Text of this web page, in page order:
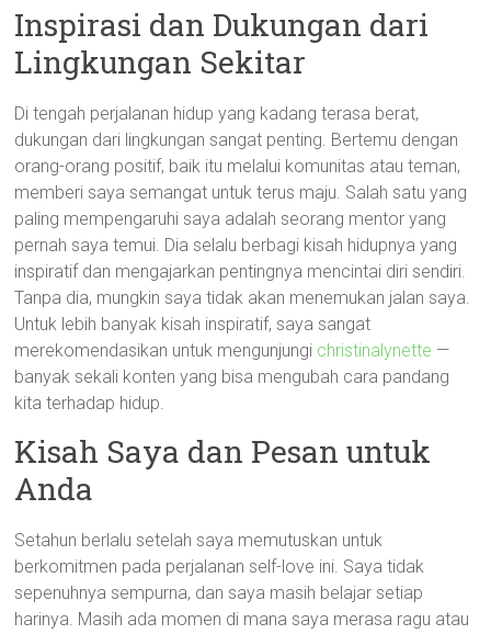
Inspirasi dan Dukungan dari
Lingkungan Sekitar
Di tengah perjalanan hidup yang kadang terasa berat,
dukungan dari lingkungan sangat penting. Bertemu dengan
orang-orang positif, baik itu melalui komunitas atau teman,
memberi saya semangat untuk terus maju. Salah satu yang
paling mempengaruhi saya adalah seorang mentor yang
pernah saya temui. Dia selalu berbagi kisah hidupnya yang
inspiratif dan mengajarkan pentingnya mencintai diri sendiri.
Tanpa dia, mungkin saya tidak akan menemukan jalan saya.
Untuk lebih banyak kisah inspiratif, saya sangat
merekomendasikan untuk mengunjungi christinalynette —
banyak sekali konten yang bisa mengubah cara pandang
kita terhadap hidup.
Kisah Saya dan Pesan untuk
Anda
Setahun berlalu setelah saya memutuskan untuk
berkomitmen pada perjalanan self-love ini. Saya tidak
sepenuhnya sempurna, dan saya masih belajar setiap
harinya. Masih ada momen di mana saya merasa ragu atau